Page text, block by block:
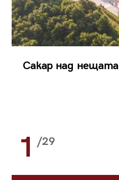
Сакар над нещата
1 /29